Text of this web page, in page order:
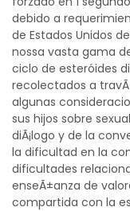
debido a
de Estados Unidos
nossa vasta gama
ciclo de esteróides
recolectados a travÃ
algunas
sus hijos sobre
diÃ¡logo y de la
la dificultad en la
dificultades
enseÃ±anza de
compartida con la